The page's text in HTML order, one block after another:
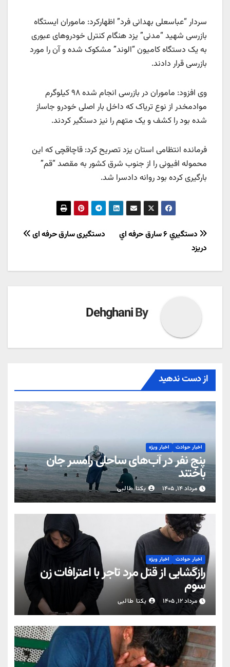
سردار “عباسعلی بهدانی فرد” اظهارکرد: ماموران ایستگاه
بازرسی شهید “مدنی” یزد هنگام کنترل خودروهای عبوری
به یک دستگاه کامیون “الوند” مشکوک شده و آن را مورد
بازرسی قرار دادند.
وی افزود: ماموران در بازرسی انجام شده ۹۸ کیلوگرم
موادمخدر از نوع تریاک که داخل بار اصلی خودرو جاساز
شده بود را کشف و یک متهم را نیز دستگیر کردند.
فرمانده انتظامی استان یزد تصریح کرد: قاچاقچی که این
محموله افیونی را از جنوب شرق کشور به مقصد “قم”
بارگیری کرده بود روانه دادسرا شد.
راهبری
نوشته
دستگیری سارق حرفه ای
دستگيري ۶ سارق حرفه اي
دريزد
By
Dehghani
از دست ندهید
اخبار حوادث اخبار ویژه
پنج نفر در آب‌های ساحلی رامسر جان
باختند
مرداد ۱۴, ۱۴۰۵ یکتا طالبی
اخبار حوادث اخبار ویژه
رازگشایی از قتل مرد تاجر با اعترافات زن
سوم
مرداد ۱۲, ۱۴۰۵ یکتا طالبی